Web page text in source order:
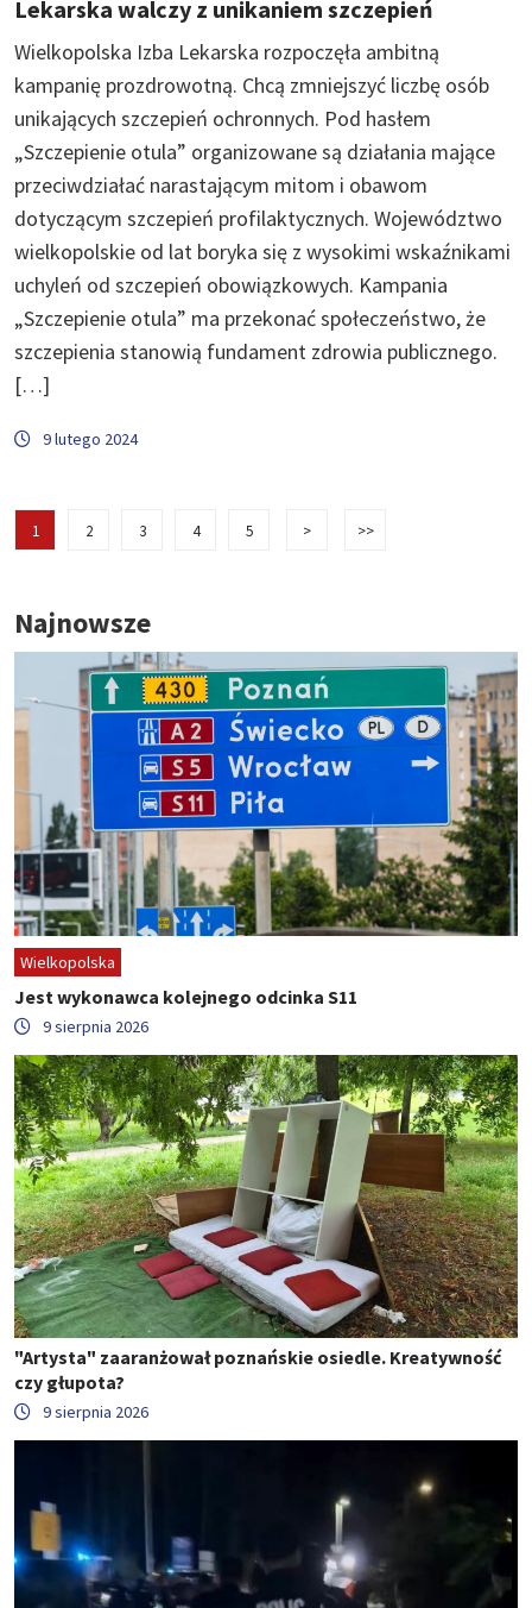
Lekarska walczy z unikaniem szczepień
Wielkopolska Izba Lekarska rozpoczęła ambitną
kampanię prozdrowotną. Chcą zmniejszyć liczbę osób
unikających szczepień ochronnych. Pod hasłem
„Szczepienie otula” organizowane są działania mające
przeciwdziałać narastającym mitom i obawom
dotyczącym szczepień profilaktycznych. Województwo
wielkopolskie od lat boryka się z wysokimi wskaźnikami
uchyleń od szczepień obowiązkowych. Kampania
„Szczepienie otula” ma przekonać społeczeństwo, że
szczepienia stanowią fundament zdrowia publicznego.
[…]
9 lutego 2024
1 2 3 4 5 > >>
Najnowsze
Wielkopolska
Jest wykonawca kolejnego odcinka S11
9 sierpnia 2026
"Artysta" zaaranżował poznańskie osiedle. Kreatywność
czy głupota?
9 sierpnia 2026